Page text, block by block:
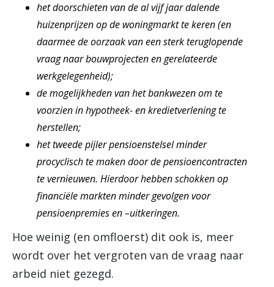
het doorschieten van de al vijf jaar dalende
huizenprijzen op de woningmarkt te keren (en
daarmee de oorzaak van een sterk teruglopende
vraag naar bouwprojecten en gerelateerde
werkgelegenheid);
de mogelijkheden van het bankwezen om te
voorzien in hypotheek- en kredietverlening te
herstellen;
het tweede pijler pensioenstelsel minder
procyclisch te maken door de pensioencontracten
te vernieuwen. Hierdoor hebben schokken op
financiële markten minder gevolgen voor
pensioenpremies en –uitkeringen.
Hoe weinig (en omfloerst) dit ook is, meer
wordt over het vergroten van de vraag naar
arbeid niet gezegd.